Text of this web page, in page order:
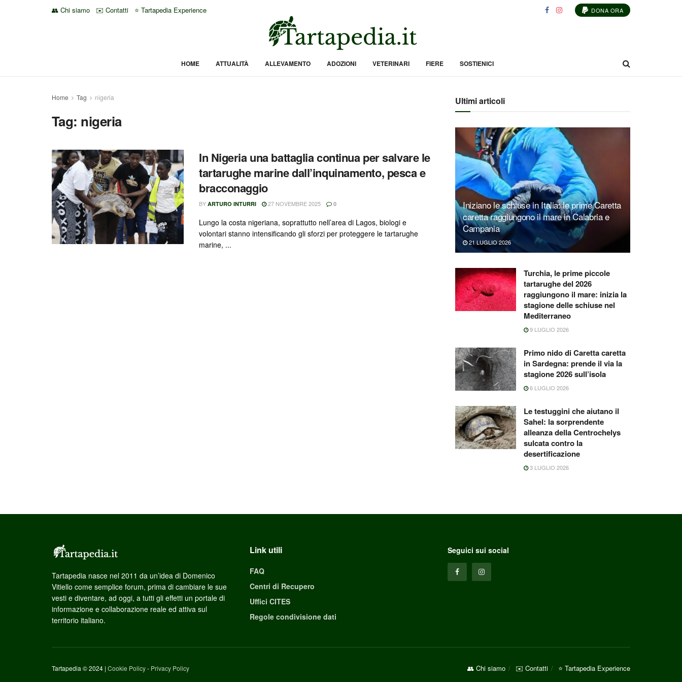
👥 Chi siamo ✉️ Contatti ⭐ Tartapedia Experience DONA ORA
HOME ATTUALITÀ ALLEVAMENTO ADOZIONI VETERINARI FIERE SOSTIENICI
Home Tag nigeria
Tag: nigeria
In Nigeria una battaglia continua per salvare le
tartarughe marine dall’inquinamento, pesca e
bracconaggio
BY ARTURO INTURRI 27 NOVEMBRE 2025 0
Lungo la costa nigeriana, soprattutto nell’area di Lagos, biologi e
volontari stanno intensificando gli sforzi per proteggere le tartarughe
marine, ...
Ultimi articoli
Iniziano le schiuse in Italia: le prime Caretta
caretta raggiungono il mare in Calabria e
Campania
21 LUGLIO 2026
Turchia, le prime piccole
tartarughe del 2026
raggiungono il mare: inizia la
stagione delle schiuse nel
Mediterraneo
9 LUGLIO 2026
Primo nido di Caretta caretta
in Sardegna: prende il via la
stagione 2026 sull’isola
6 LUGLIO 2026
Le testuggini che aiutano il
Sahel: la sorprendente
alleanza della Centrochelys
sulcata contro la
desertificazione
3 LUGLIO 2026
Tartapedia nasce nel 2011 da un’idea di Domenico
Vitiello come semplice forum, prima di cambiare le sue
vesti e diventare, ad oggi, a tutti gli effetti un portale di
informazione e collaborazione reale ed attiva sul
territorio italiano.
Link utili
FAQ
Centri di Recupero
Uffici CITES
Regole condivisione dati
Seguici sui social
👥 Chi siamo ✉️ Contatti ⭐ Tartapedia Experience
Tartapedia © 2024 | Cookie Policy- Privacy Policy